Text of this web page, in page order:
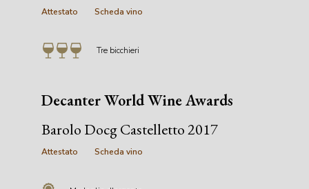
Attestato Scheda vino
Tre bicchieri
Decanter World Wine Awards
Barolo Docg Castelletto 2017
Attestato Scheda vino